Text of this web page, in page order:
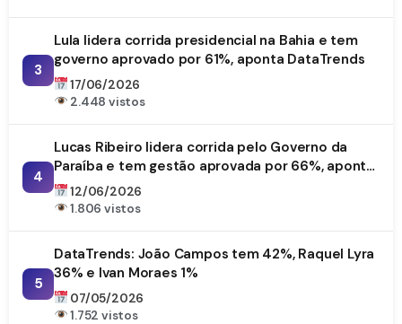
3
Lula lidera corrida presidencial na Bahia e tem
governo aprovado por 61%, aponta DataTrends
17/06/2026
2.448 vistos
4
Lucas Ribeiro lidera corrida pelo Governo da
Paraíba e tem gestão aprovada por 66%, aponta
DataTrends
12/06/2026
1.806 vistos
5
DataTrends: João Campos tem 42%, Raquel Lyra
36% e Ivan Moraes 1%
07/05/2026
1.752 vistos